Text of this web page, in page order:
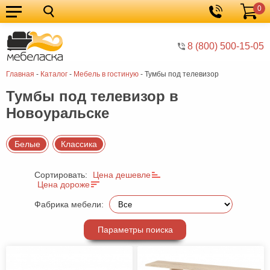
8 (800) 500-15-05
Корзина
0
Главная - Каталог - Мебель в гостиную - Тумбы под телевизор
Кухонные
гарнитуры
Мебель
для
кухни
Мебель
для
спальни
Кровати
Шкафы
Диваны
Мягкая
Мебель
Тумбы под телевизор в
Новоуральске
Белые Классика
Сортировать:
Цена дешевле
Цена дороже
Фабрика мебели:
Параметры поиска